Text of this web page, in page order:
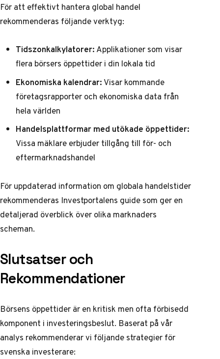
För att effektivt hantera global handel
rekommenderas följande verktyg:
Tidszonkalkylatorer:Applikationer som visar
flera börsers öppettider i din lokala tid
Ekonomiska kalendrar:Visar kommande
företagsrapporter och ekonomiska data från
hela världen
Handelsplattformar med utökade öppettider:
Vissa mäklare erbjuder tillgång till för- och
eftermarknadshandel
Föruppdaterad information om globala handelstider
rekommenderas Investportalens guide som ger en
detaljerad överblick över olika marknaders
scheman.
Slutsatser och
Rekommendationer
Börsens öppettider är en kritisk men ofta förbisedd
komponent i investeringsbeslut. Baserat på vår
analys rekommenderar vi följande strategier för
svenska investerare: